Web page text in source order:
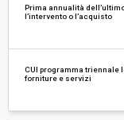
Prima annualità
l’intervento o l’acquisto
CUI programma triennale
forniture e servizi